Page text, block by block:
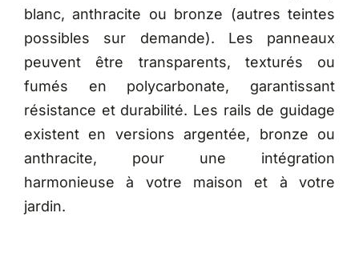
blanc, anthracite ou bronze (autres teintes
possibles sur demande). Les panneaux
peuvent être transparents, texturés ou
fumés en polycarbonate, garantissant
résistance et durabilité. Les rails de guidage
existent en versions argentée, bronze ou
anthracite, pour une intégration
harmonieuse à votre maison et à votre
jardin.